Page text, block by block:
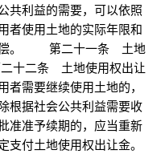
共利益的需要，可以依照
者使用土地的实际年限和
偿。 第二十一条 土地
十二条 土地使用权出让
需要继续使用土地的，
根据社会公共利益需要收
准准予续期的，应当重新
付土地使用权出让金。